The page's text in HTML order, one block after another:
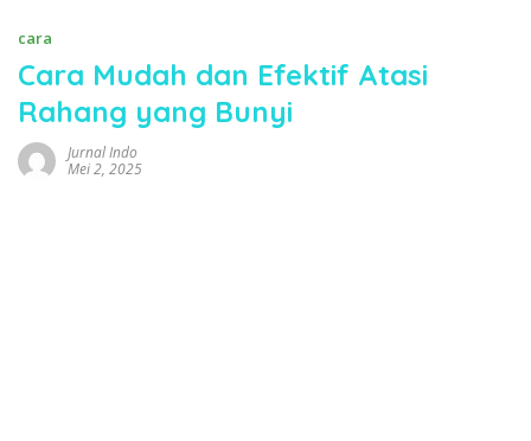
cara
Cara Mudah dan Efektif Atasi
Rahang yang Bunyi
Jurnal Indo
Mei 2, 2025